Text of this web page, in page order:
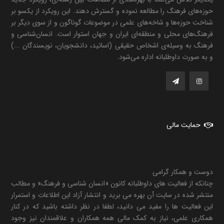
حوزه‌های فرهنگ را مطالعه نموده و گسترش دهند. این رویکرد از یکسو بر
شناخت حوزه‌ها و شاخه‌های علمی در موضوعات گوناگون و از سوی دیگر بر
فرهنگ‌های محلی و منطقه‌ای ایران و جهان استوار است. انسان‌شناسی و
فرهنگ به وسیله‌ی اشخاص حقیقی (اساتید، دانشجویان، نویسندگان ...)
و به صورت داوطلبانه اداره می‌شود.
حمایت مالی
دوست و همکار گرامی
چنانکه از فعالیت های داوطلبانه کانون «انسان شناسی و فرهنگ» و مطالب
منتشر شده در سایت آن بهره می برید و انتشار آزاد این اطلاعات و استمرار
این فعالیت ها را مفید می دانید، لطفا در نظر داشته باشید که در کنار
همکاری علمی، نیاز به کمک مالی همه همکاران و علاقمندان نیز وجود